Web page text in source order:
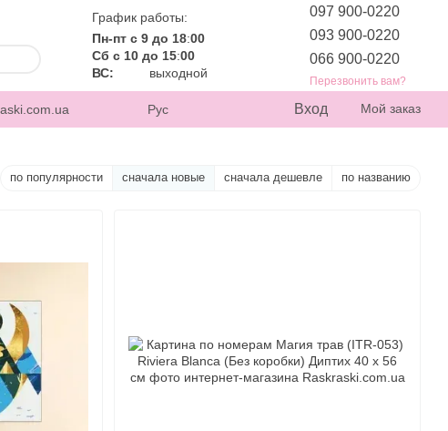
График работы:
Пн-пт с 9 до 18:00
Сб с 10 до 15:00
ВС:
выходной
097 900-0220
093 900-0220
066 900-0220
Перезвонить вам?
Рус Вход Мой заказ
по популярности сначала новые сначала дешевле по названию